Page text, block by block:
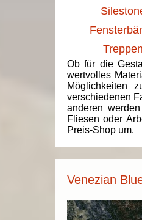
Ob für die
wertvolles
Möglichkeiten
verschiedenen
anderen
Fliesen oder
Preis-Shop um.
Venezian